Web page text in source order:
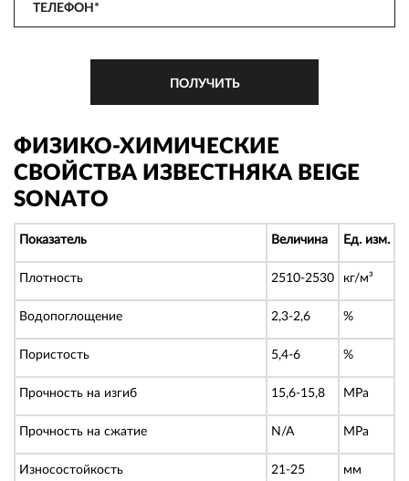
ФИЗИКО-ХИМИЧЕСКИЕ
СВОЙСТВА ИЗВЕСТНЯКА BEIGE
SONATO
Показатель Величина Ед. изм.
Плотность 2510-2530 кг/м³
Водопоглощение 2,3-2,6 %
Пористость 5,4-6 %
Прочность на изгиб 15,6-15,8 MPa
Прочность на сжатие N/A MPa
Износостойкость 21-25 мм